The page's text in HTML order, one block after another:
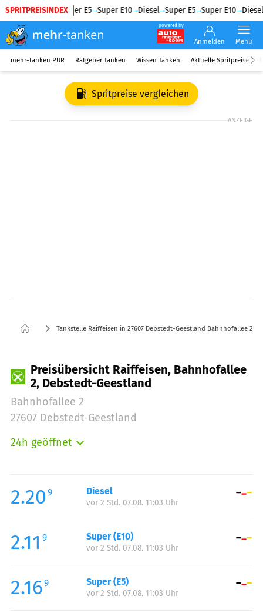
SPRITPREISINDEX
Diesel Super E5 Super E10 Diesel Super E5 Super E10 Diesel
powered by
Anmelden Menü
mehr-tanken PUR Ratgeber Tanken Wissen Tanken Aktuelle Spritpreise
Spritpreise vergleichen
ANZEIGE
Tankstelle Raiffeisen in 27607 Debstedt-Geestland Bahnhofallee 2
Preisübersicht Raiffeisen, Bahnhofallee
2, Debstedt-Geestland
Bahnhofallee 2
27607 Debstedt-Geestland
24h geöffnet
Mittwoch:
00:00-24:00
Donnerstag:
Samstag:
00:00-24:00
Sonntag:
2.20 9 Diesel
vor 2 Std. 07.08. 11:03 Uhr
2.11 9 Super (E10)
vor 2 Std. 07.08. 11:03 Uhr
2.169 Super (E5)
vor 2 Std. 07.08. 11:03 Uhr